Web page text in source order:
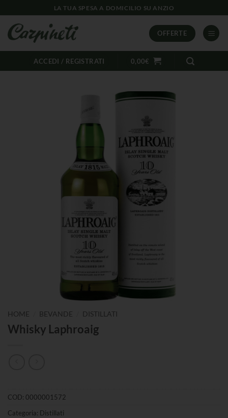
LA TUA SPESA A DOMICILIO SU ANZIO
OFFERTE
ACCEDI / REGISTRATI 0,00€
HOME BEVANDE DISTILLATI
Whisky Laphroaig
COD: 0000001572
Categoria: Distillati